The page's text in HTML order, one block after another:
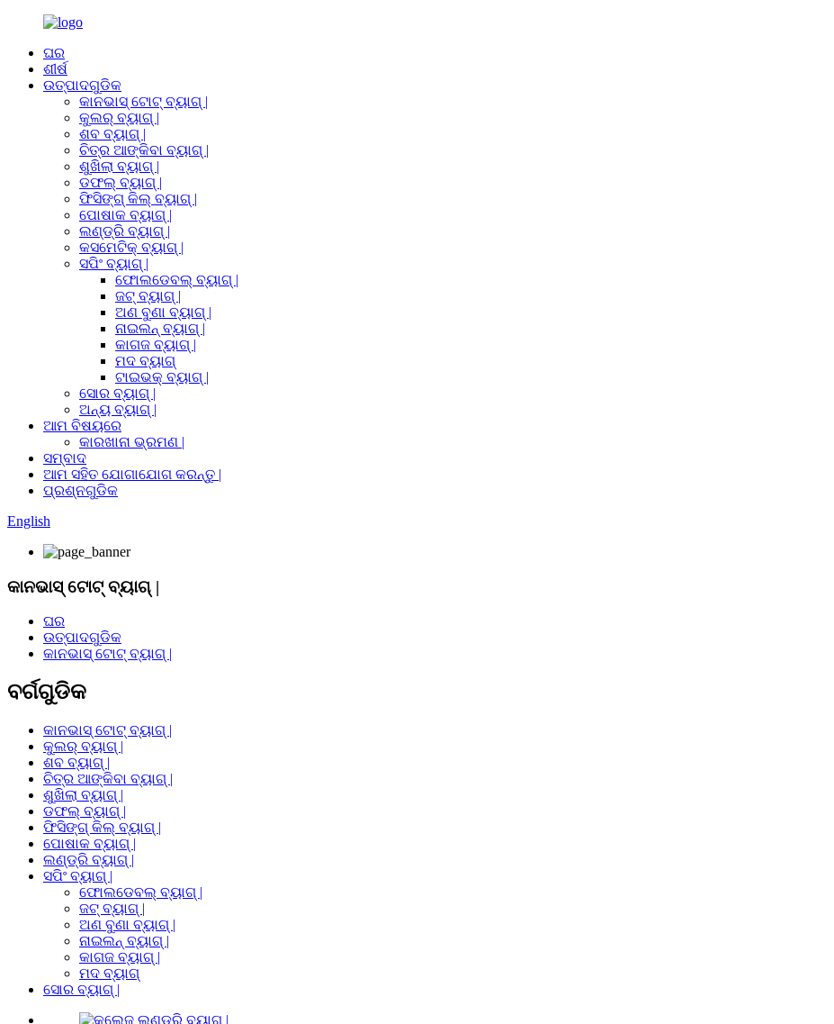
ଘର
ଶୀର୍ଷ
ଉତ୍ପାଦଗୁଡିକ
କାନଭାସ୍ ଟୋଟ୍ ବ୍ୟାଗ୍ |
କୁଲର୍ ବ୍ୟାଗ୍ |
ଶବ ବ୍ୟାଗ୍ |
ଚିତ୍ର ଆଙ୍କିବା ବ୍ୟାଗ୍ |
ଶୁଖିଲା ବ୍ୟାଗ୍ |
ଡଫଲ୍ ବ୍ୟାଗ୍ |
ଫିସିଙ୍ଗ୍ କିଲ୍ ବ୍ୟାଗ୍ |
ପୋଷାକ ବ୍ୟାଗ୍ |
ଲଣ୍ଡ୍ରି ବ୍ୟାଗ୍ |
କସମେଟିକ୍ ବ୍ୟାଗ୍ |
ସପିଂ ବ୍ୟାଗ୍ |
ଫୋଲଡେବଲ୍ ବ୍ୟାଗ୍ |
ଜଟ୍ ବ୍ୟାଗ୍ |
ଅଣ ବୁଣା ବ୍ୟାଗ୍ |
ନାଇଲନ୍ ବ୍ୟାଗ୍ |
କାଗଜ ବ୍ୟାଗ୍ |
ମଦ ବ୍ୟାଗ୍
ଟାଇଭକ୍ ବ୍ୟାଗ୍ |
ସୋର ବ୍ୟାଗ୍ |
ଅନ୍ୟ ବ୍ୟାଗ୍ |
ଆମ ବିଷୟରେ
କାରଖାନା ଭ୍ରମଣ |
ସମ୍ବାଦ
ଆମ ସହିତ ଯୋଗାଯୋଗ କରନ୍ତୁ |
ପ୍ରଶ୍ନଗୁଡିକ
English
କାନଭାସ୍ ଟୋଟ୍ ବ୍ୟାଗ୍ |
ଘର
ଉତ୍ପାଦଗୁଡିକ
କାନଭାସ୍ ଟୋଟ୍ ବ୍ୟାଗ୍ |
ବର୍ଗଗୁଡିକ
କାନଭାସ୍ ଟୋଟ୍ ବ୍ୟାଗ୍ |
କୁଲର୍ ବ୍ୟାଗ୍ |
ଶବ ବ୍ୟାଗ୍ |
ଚିତ୍ର ଆଙ୍କିବା ବ୍ୟାଗ୍ |
ଶୁଖିଲା ବ୍ୟାଗ୍ |
ଡଫଲ୍ ବ୍ୟାଗ୍ |
ଫିସିଙ୍ଗ୍ କିଲ୍ ବ୍ୟାଗ୍ |
ପୋଷାକ ବ୍ୟାଗ୍ |
ଲଣ୍ଡ୍ରି ବ୍ୟାଗ୍ |
ସପିଂ ବ୍ୟାଗ୍ |
ଫୋଲଡେବଲ୍ ବ୍ୟାଗ୍ |
ଜଟ୍ ବ୍ୟାଗ୍ |
ଅଣ ବୁଣା ବ୍ୟାଗ୍ |
ନାଇଲନ୍ ବ୍ୟାଗ୍ |
କାଗଜ ବ୍ୟାଗ୍ |
ମଦ ବ୍ୟାଗ୍
ସୋର ବ୍ୟାଗ୍ |